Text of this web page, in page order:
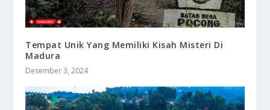
Tempat Unik Yang Memiliki Kisah Misteri Di
Madura
Desember 3, 2024